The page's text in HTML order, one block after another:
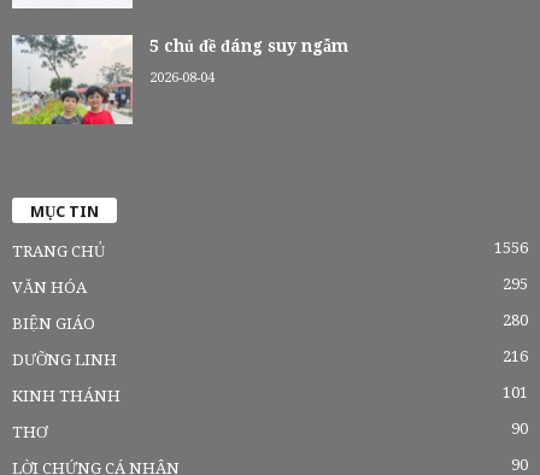
5 chủ đề đáng suy ngẫm
2026-08-04
MỤC TIN
TRANG CHỦ 1556
VĂN HÓA 295
BIỆN GIÁO 280
DƯỠNG LINH 216
KINH THÁNH 101
THƠ 90
LỜI CHỨNG CÁ NHÂN 90